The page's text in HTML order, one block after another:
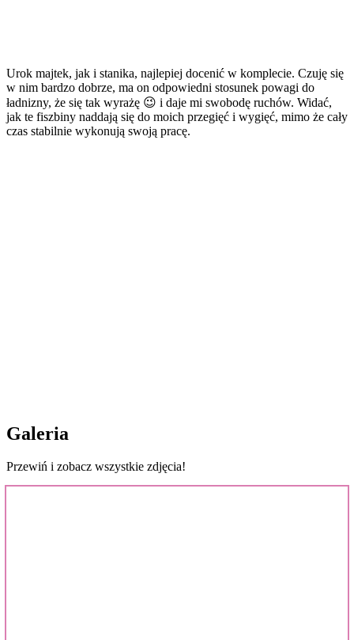
Urok majtek, jak i stanika, najlepiej docenić w komplecie. Czuję się
w nim bardzo dobrze, ma on odpowiedni stosunek powagi do
ładnizny, że się tak wyrażę 😉 i daje mi swobodę ruchów. Widać,
jak te fiszbiny naddają się do moich przegięć i wygięć, mimo że cały
czas stabilnie wykonują swoją pracę.
Galeria
Przewiń i zobacz wszystkie zdjęcia!